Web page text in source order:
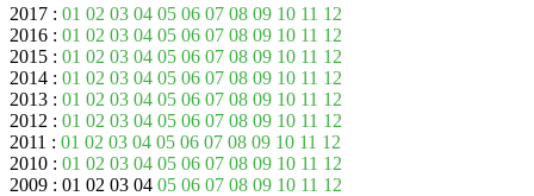
2017 : 01 02 03 04 05 06 07 08 09 10 11 12
2016 : 01 02 03 04 05 06 07 08 09 10 11 12
2015 : 01 02 03 04 05 06 07 08 09 10 11 12
2014 : 01 02 03 04 05 06 07 08 09 10 11 12
2013 : 01 02 03 04 05 06 07 08 09 10 11 12
2012 : 01 02 03 04 05 06 07 08 09 10 11 12
2011 : 01 02 03 04 05 06 07 08 09 10 11 12
2010 : 01 02 03 04 05 06 07 08 09 10 11 12
2009 : 01 02 03 04 05 06 07 08 09 10 11 12